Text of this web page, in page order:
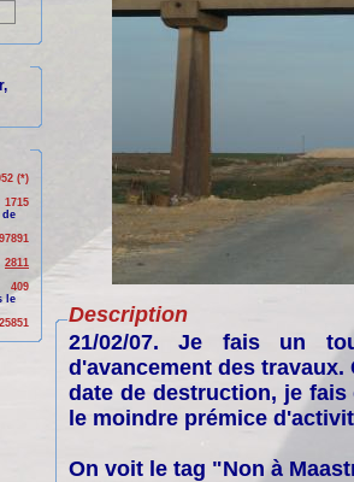
(*)
1715
de
2811
409
le
25851
Description
21/02/07. Je fais un
d'avancement des
date de destruction, je
le moindre prémice
On voit le tag "Non à